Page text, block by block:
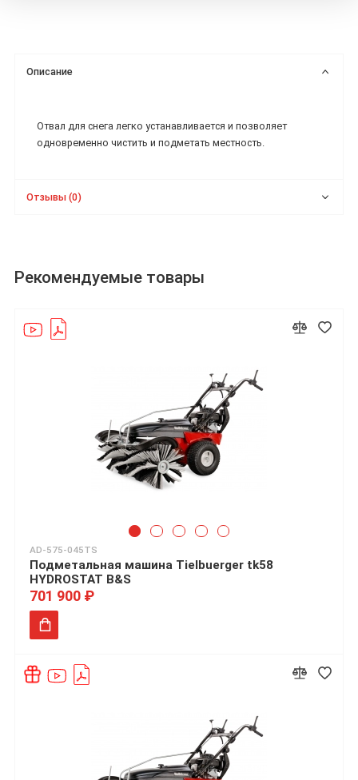
Описание
Отвал для снега легко устанавливается и позволяет
одновременно чистить и подметать местность.
Отзывы (0)
Рекомендуемые товары
AD-575-045TS
Подметальная машина Tielbuerger tk58
HYDROSTAT B&S
701 900 ₽